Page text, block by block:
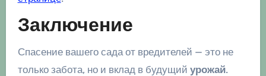
Заключение
Спасение вашего сада от вредителей — это не
только забота, но и вклад в будущий урожай.